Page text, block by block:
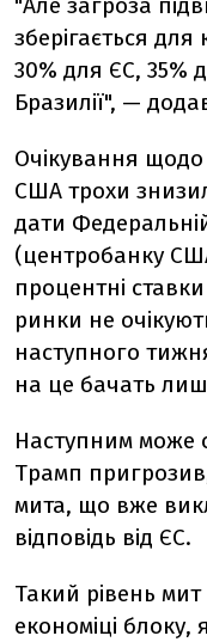
"Але загроза
зберігається для
30% для ЄС, 35%
Бразилії", —
Очікування щодо
США трохи
дати
(центробанку
процентні
ринки не
наступного
на це бачать
Наступним може
Трамп
мита, що вже
відповідь від ЄС.
Такий рівень
економіці блоку,